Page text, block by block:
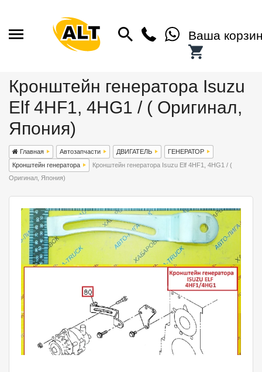
Ваша
Кронштейн генератора Isuzu
Elf 4HF1, 4HG1 / ( Оригинал,
Япония)
Главная Автозапчасти ДВИГАТЕЛЬ
ГЕНЕРАТОР
Кронштейн генератора
Кронштейн генератора Isuzu Elf 4HF1, 4HG1 / (
Оригинал, Япония)